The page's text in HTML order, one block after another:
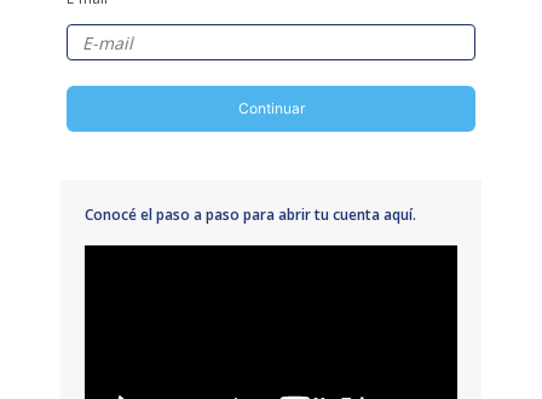
Continuar
Conocé el paso a paso para abrir tu cuenta aquí.